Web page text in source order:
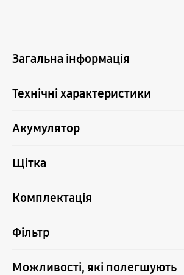
Загальна інформація
Технічні характеристики
Акумулятор
Щітка
Комплектація
Фільтр
Можливості, які полегшують